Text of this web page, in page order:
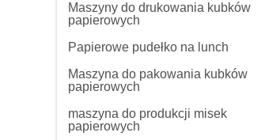
Maszyny do drukowania kubków
papierowych
Papierowe pudełko na lunch
Maszyna do pakowania kubków
papierowych
maszyna do produkcji misek
papierowych